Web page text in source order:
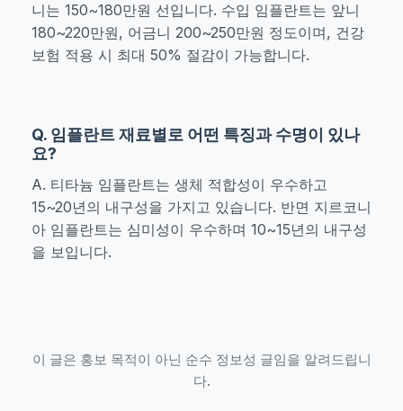
니는 150~180만원 선입니다. 수입 임플란트는 앞니
180~220만원, 어금니 200~250만원 정도이며, 건강
보험 적용 시 최대 50% 절감이 가능합니다.
Q. 임플란트 재료별로 어떤 특징과 수명이 있나
요?
A. 티타늄 임플란트는 생체 적합성이 우수하고
15~20년의 내구성을 가지고 있습니다. 반면 지르코니
아 임플란트는 심미성이 우수하며 10~15년의 내구성
을 보입니다.
이 글은 홍보 목적이 아닌 순수 정보성 글임을 알려드립니
다.